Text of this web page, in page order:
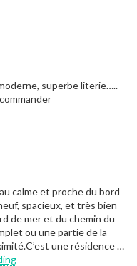
superbe literie…..
calme et proche du bord
spacieux, et très bien
de mer et du chemin du
ou une partie de la
une résidence …
“Pauline et Alexandre”